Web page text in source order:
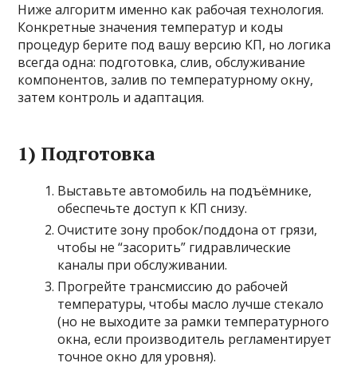
Ниже алгоритм именно как рабочая технология.
Конкретные значения температур и коды
процедур берите под вашу версию КП, но логика
всегда одна: подготовка, слив, обслуживание
компонентов, залив по температурному окну,
затем контроль и адаптация.
1) Подготовка
Выставьте автомобиль на подъёмнике,
обеспечьте доступ к КП снизу.
Очистите зону пробок/поддона от грязи,
чтобы не “засорить” гидравлические
каналы при обслуживании.
Прогрейте трансмиссию до рабочей
температуры, чтобы масло лучше стекало
(но не выходите за рамки температурного
окна, если производитель регламентирует
точное окно для уровня).